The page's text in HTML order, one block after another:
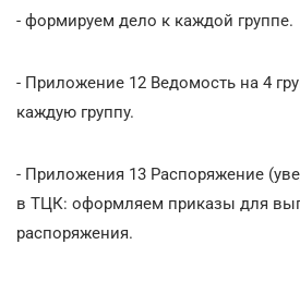
- формируем дело к каждой группе.
- Приложение 12 Ведомость на 4
каждую группу.
- Приложения 13 Распоряжение
в ТЦК: оформляем приказы для
распоряжения.